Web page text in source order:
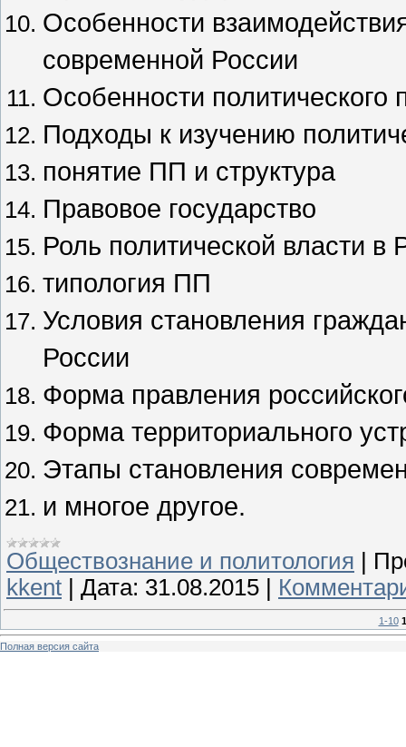
Особенности
современной России
Особенности политического
Подходы к изучению
понятие ПП и структура
Правовое государство
Роль политической власти в
типология ПП
Условия становления
России
Форма правления
Форма территориального
Этапы становления
и многое другое.
Обществознание и политология
kkent
Дата: 31.08.2015
1-10
Полная версия сайта